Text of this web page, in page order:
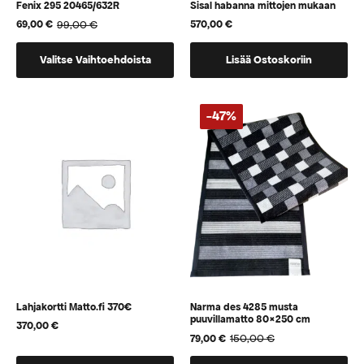
Fenix 295 20465/632R
99,00€
Alkuperäinen
hinta
99,00 €.
69,00€
Nykyinen
hinta
69,00 €.Valitse Vaihtoehdoista
tuotteella
Sisal habanna mittojen mukaan
570,00€
Lisää Ostoskoriin
Lahjakortti Matto.fi 370€
370,00€
-47%
Narma des 4285 musta
puuvillamatto 80×250 cm
150,00€
Alkuperäinen
hinta
79,00€
Nykyinen
hinta